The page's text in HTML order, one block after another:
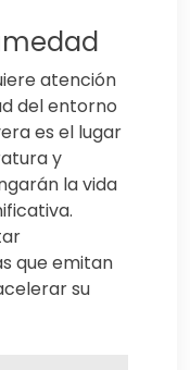
atención
del entorno
es el lugar
y
la vida
que emitan
su